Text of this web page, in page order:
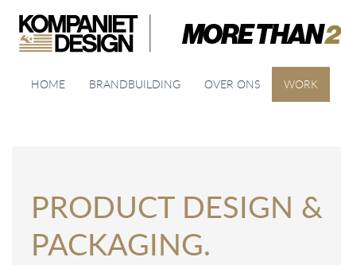
HOME BRANDBUILDING OVER ONS WORK
PRODUCT DESIGN &
PACKAGING.